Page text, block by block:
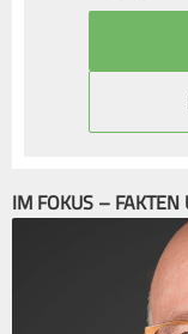
IM FOKUS –